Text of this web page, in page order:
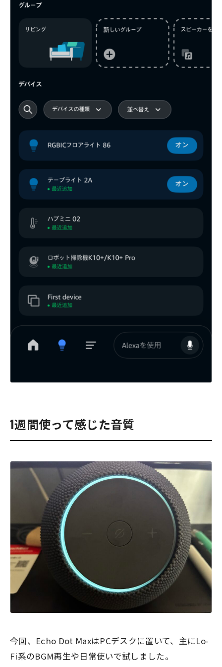
1週間使って感じた音質
今回、Echo Dot MaxはPCデスクに置いて、主にLo-
Fi系のBGM再生や日常使いで試しました。